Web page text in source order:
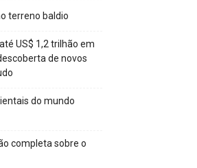
terreno baldio
US$ 1,2 trilhão em
de novos
do mundo
completa sobre o